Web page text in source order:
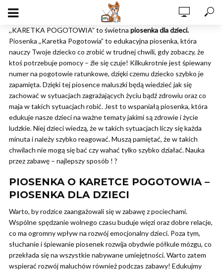
,,KARETKA POGOTOWIA” to świetna piosenka dla dzieci.
Piosenka ,,Karetka Pogotowia” to edukacyjna piosenka, która
nauczy Twoje dziecko co zrobić w trudnej chwili, gdy zobaczy, że
ktoś potrzebuje pomocy – źle się czuje! Kilkukrotnie jest śpiewany
numer na pogotowie ratunkowe, dzięki czemu dziecko szybko je
zapamięta. Dzięki tej piosence maluszki będą wiedzieć jak się
zachować w sytuacjach zagrażających życiu bądź zdrowiu oraz co
maja w takich sytuacjach robić. Jest to wspaniałą piosenka, która
edukuje nasze dzieci na ważne tematy jakimi są zdrowie i życie
ludzkie. Niej dzieci wiedzą, że w takich sytuacjach liczy się każda
minuta i należy szybko reagować. Muszą pamiętać, że w takich
chwilach nie mogą się bać czy wahać tylko szybko działać. Nauka
przez zabawę – najlepszy sposób ! ?
PIOSENKA O KARETCE POGOTOWIA –
PIOSENKA DLA DZIECI
Warto, by rodzice zaangażowali się w zabawę z pociechami.
Wspólne spędzanie wolnego czasu buduje więzi oraz dobre relacje,
co ma ogromny wpływ na rozwój emocjonalny dzieci. Poza tym,
słuchanie i śpiewanie piosenek rozwija obydwie półkule mózgu, co
przekłada się na wszystkie nabywane umiejętności. Warto zatem
wspierać rozwój maluchów również podczas zabawy! Edukujmy